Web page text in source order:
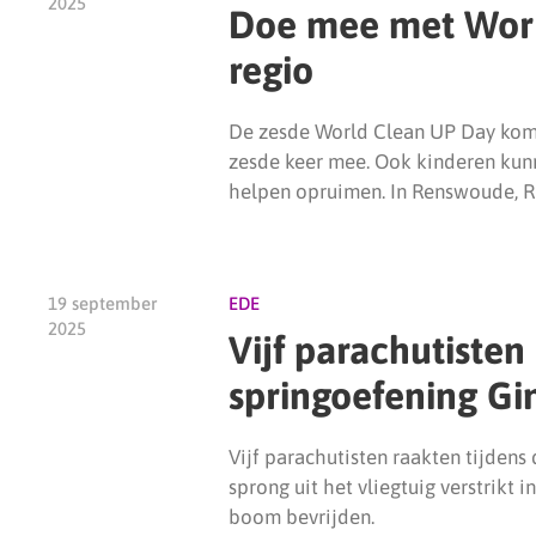
Doe mee met
regio
De zesde World Clean UP Day
zesde keer mee. Ook kinderen
helpen opruimen. In Renswoude,
19 september
2025
EDE
Vijf
springoefening
Vijf parachutisten raakten tijdens
sprong uit het vliegtuig verstrikt
boom bevrijden.